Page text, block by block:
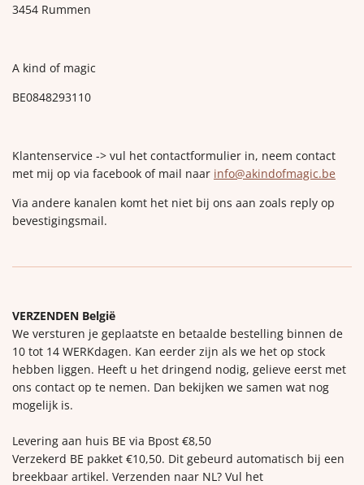
3454 Rummen
A kind of magic
BE0848293110
Klantenservice -> vul het contactformulier in, neem contact
met mij op via facebook of mail naar info@akindofmagic.be
Via andere kanalen komt het niet bij ons aan zoals reply op
bevestigingsmail.
VERZENDEN België
We versturen je geplaatste en betaalde bestelling binnen de
10 tot 14 WERKdagen. Kan eerder zijn als we het op stock
hebben liggen. Heeft u het dringend nodig, gelieve eerst met
ons contact op te nemen. Dan bekijken we samen wat nog
mogelijk is.
Levering aan huis BE via Bpost €8,50
Verzekerd BE pakket €10,50. Dit gebeurd automatisch bij een
breekbaar artikel. Verzenden naar NL? Vul het